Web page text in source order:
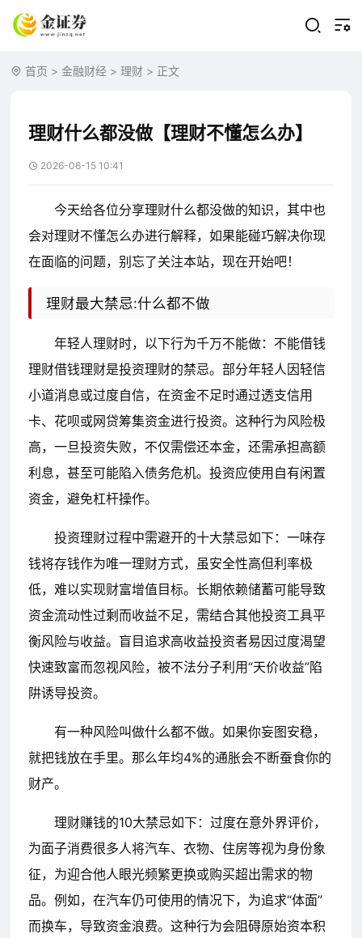
首页 >金融财经 >理财 > 正文
理财什么都没做【理财不懂怎么办】
2026-06-15 10:41
今天给各位分享理财什么都没做的知识，其中也
会对理财不懂怎么办进行解释，如果能碰巧解决你现
在面临的问题，别忘了关注本站，现在开始吧！
理财最大禁忌:什么都不做
年轻人理财时，以下行为千万不能做：不能借钱
理财借钱理财是投资理财的禁忌。部分年轻人因轻信
小道消息或过度自信，在资金不足时通过透支信用
卡、花呗或网贷筹集资金进行投资。这种行为风险极
高，一旦投资失败，不仅需偿还本金，还需承担高额
利息，甚至可能陷入债务危机。投资应使用自有闲置
资金，避免杠杆操作。
投资理财过程中需避开的十大禁忌如下：一味存
钱将存钱作为唯一理财方式，虽安全性高但利率极
低，难以实现财富增值目标。长期依赖储蓄可能导致
资金流动性过剩而收益不足，需结合其他投资工具平
衡风险与收益。盲目追求高收益投资者易因过度渴望
快速致富而忽视风险，被不法分子利用“天价收益”陷
阱诱导投资。
有一种风险叫做什么都不做。如果你妄图安稳，
就把钱放在手里。那么年均4%的通胀会不断蚕食你的
财产。
理财赚钱的10大禁忌如下：过度在意外界评价，
为面子消费很多人将汽车、衣物、住房等视为身份象
征，为迎合他人眼光频繁更换或购买超出需求的物
品。例如，在汽车仍可使用的情况下，为追求“体面”
而换车，导致资金浪费。这种行为会阻碍原始资本积